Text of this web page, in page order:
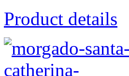
Product details